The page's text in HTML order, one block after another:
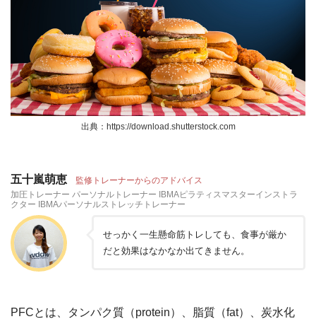
出典：https://download.shutterstock.com
五十嵐萌恵 監修トレーナーからのアドバイス
加圧トレーナー パーソナルトレーナー IBMAピラティスマスターインストラ
クター IBMAパーソナルストレッチトレーナー
せっかく一生懸命筋トレしても、食事が厳か
だと効果はなかなか出てきません。
PFCとは、タンパク質（protein）、脂質（fat）、炭水化